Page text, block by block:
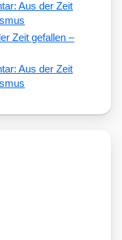
Aus der Zeit
Zeit gefallen –
Aus der Zeit